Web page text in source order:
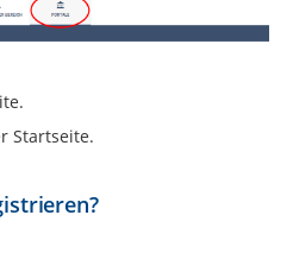
Startseite.